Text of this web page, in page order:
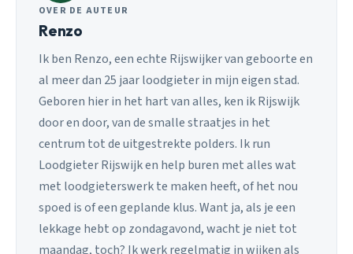
OVER DE AUTEUR
Renzo
Ik ben Renzo, een echte Rijswijker van geboorte en
al meer dan 25 jaar loodgieter in mijn eigen stad.
Geboren hier in het hart van alles, ken ik Rijswijk
door en door, van de smalle straatjes in het
centrum tot de uitgestrekte polders. Ik run
Loodgieter Rijswijk en help buren met alles wat
met loodgieterswerk te maken heeft, of het nou
spoed is of een geplande klus. Want ja, als je een
lekkage hebt op zondagavond, wacht je niet tot
maandag, toch? Ik werk regelmatig in wijken als